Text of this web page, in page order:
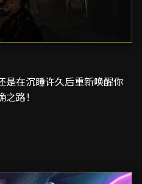
是在沉睡许久后重新唤醒你
路！